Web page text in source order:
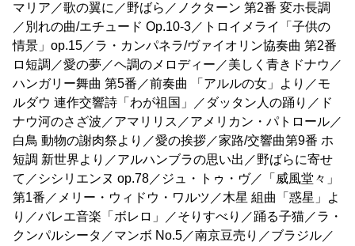
マリア／歌の翼に／野ばら／ノクターン 第2番 変ホ長調
／別れの曲/エチュード Op.10-3／トロイメライ「子供の
情景」op.15／ラ・カンパネラ/ヴァイオリン協奏曲 第2番
ロ短調／愛の夢／ヘ調のメロディー／美しく青きドナウ／
ハンガリー舞曲 第5番／前奏曲 「アルルの女」より／モ
ルダウ 連作交響詩「わが祖国」／ダッタン人の踊り／ド
ナウ河のさざ波／アマリリス／アメリカン・パトロール／
白鳥 動物の謝肉祭より／愛の挨拶／家路/交響曲第9番 ホ
短調 新世界より／アルハンブラの思い出／野ばらに寄せ
て／シシリエンヌ op.78／ジュ・トゥ・ヴ／「威風堂々」
第1番／メリー・ウィドウ・ワルツ／木星 組曲「惑星」よ
り／バレエ音楽「ボレロ」／そりすべり／踊る子猫／ラ・
クンパルシータ／マンボ No.5／南京豆売り／ブラジル／